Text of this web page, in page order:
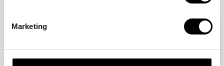
Marketing